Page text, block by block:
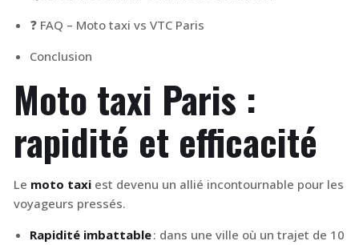
❓ FAQ – Moto taxi vs VTC Paris
Conclusion
Moto taxi Paris :
rapidité et efficacité
Le moto taxi est devenu un allié incontournable pour les
voyageurs pressés.
Rapidité imbattable: dans une ville où un trajet de 10